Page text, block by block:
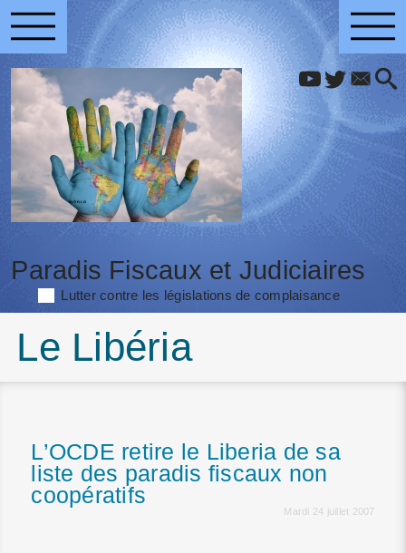
Paradis Fiscaux et Judiciaires
Lutter contre les législations de complaisance
Le Libéria
L’OCDE retire le Liberia de sa
liste des paradis fiscaux non
coopératifs
Mardi 24 juillet 2007